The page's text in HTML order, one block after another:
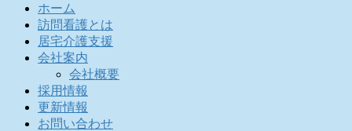
ホーム
訪問看護とは
居宅介護支援
会社案内
会社概要
採用情報
更新情報
お問い合わせ